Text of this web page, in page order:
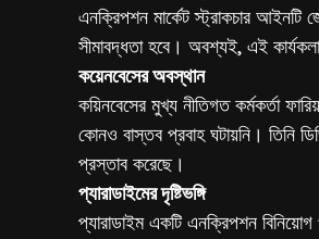
এনক্রিপশন মার্কেট স্ট্রাকচার আইনটি
সীমাবদ্ধতা হবে। অবশ্যই, এই
কয়েনবেসের অবস্থান
কয়িনবেসের মুখ্য নীতিগত কর্মকর্তা
কোনও বাস্তব প্রবাহ ঘটায়নি। তিনি
প্রস্তাব করেছে।
প্যারাডাইমের দৃষ্টিভঙ্গি
প্যারাডাইম একটি এনক্রিপশন বিনিয়োগ